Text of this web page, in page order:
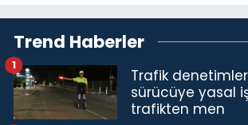
Trend Haberler
Trafik
sürücüye yasal
trafikten men
1